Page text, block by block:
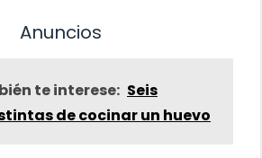
Anuncios
te interese: Seis
de cocinar un huevo